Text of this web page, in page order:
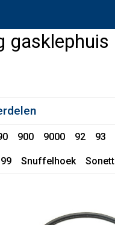
gasklephuis
900 9000 92 93
99 Snuffelhoek Sonett